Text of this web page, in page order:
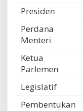
Presiden
Perdana
Menteri
Ketua
Parlemen
Legislatif
Pembentukan